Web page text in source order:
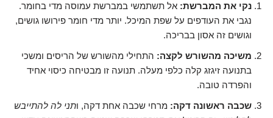
נקי את המברשת: אל תשתמשי במברשת עמוסה מדי בחומר.
נגבי את העודפים על שפת המיכל. יותר מדי חומר פירושו גושים,
וגושים זה אסון בבריכה.
משיכה מהשורש לקצה: התחילי מהשורש של הריסים ומשכי
בתנועה זיגזג קלה כלפי מעלה. תנועה זו מבטיחה כיסוי אחיד
והפרדה טובה.
שכבה ראשונה דקה: מרחי שכבה אחת דקה, ותני לה להתייבש